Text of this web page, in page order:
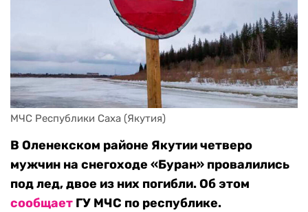
МЧС Республики Саха (Якутия)
В Оленекском районе Якутии четверо
мужчин на снегоходе «Буран» провалились
под лед, двое из них погибли. Об этом
сообщает ГУ МЧС по республике.